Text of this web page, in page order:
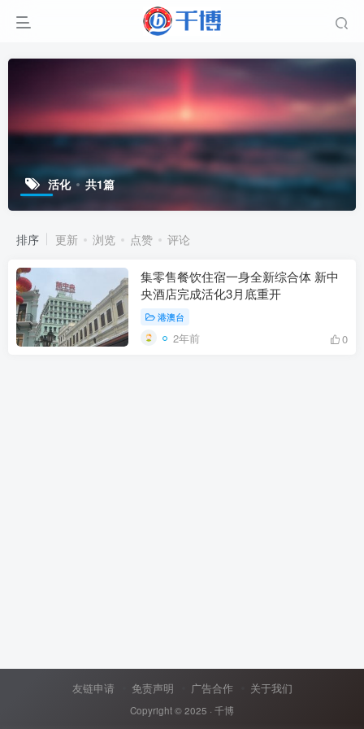
活化 共1篇
排序 更新 浏览 点赞 评论
集零售餐饮住宿一身全新综合体 新中
央酒店完成活化3月底重开
港澳台
2年前 0
友链申请 免责声明 广告合作 关于我们
Copyright © 2025 · 千博